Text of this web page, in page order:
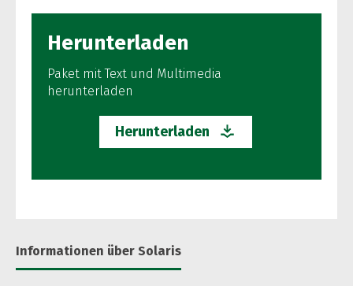
Herunterladen
Paket mit Text und Multimedia
herunterladen
Herunterladen
Informationen über Solaris